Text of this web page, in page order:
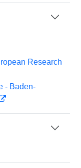
Research
- Baden-